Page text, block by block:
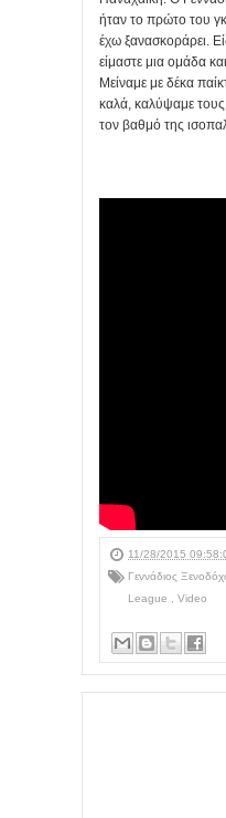
ήταν το πρώτο του
έχω ξανασκοράρει.
είμαστε μια ομάδα
Μείναμε με δέκα
καλά, καλύψαμε
τον βαθμό της
11/28/2015
Γεννάδιος
League
Video